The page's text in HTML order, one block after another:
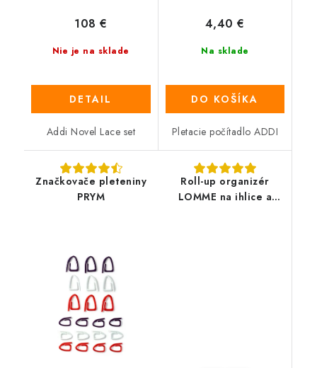
Nie je na sklade
108 €
DETAIL
Addi Novel Lace set
Na sklade
4,40 €
DO KOŠÍKA
Pletacie počítadlo ADDI
Značkovače pleteniny
PRYM
Roll-up organizér
LOMME na ihlice a